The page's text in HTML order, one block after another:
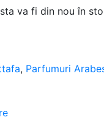
va fi din nou în
, Parfumuri